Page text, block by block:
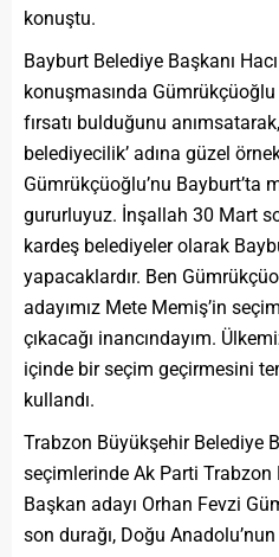
konuştu.
Bayburt Belediye Başkanı
konuşmasında Gümrükçüoğlu
fırsatı bulduğunu anımsatarak,
belediyecilik’ adına güzel
Gümrükçüoğlu’nu Bayburt’ta
gururluyuz. İnşallah 30 Mart
kardeş belediyeler olarak
yapacaklardır. Ben
adayımız Mete Memiş’in
çıkacağı inancındayım.
içinde bir seçim geçirmesini
kullandı.
Trabzon Büyükşehir Belediye
seçimlerinde Ak Parti Trabzon
Başkan adayı Orhan Fevzi
son durağı, Doğu Anadolu’nun